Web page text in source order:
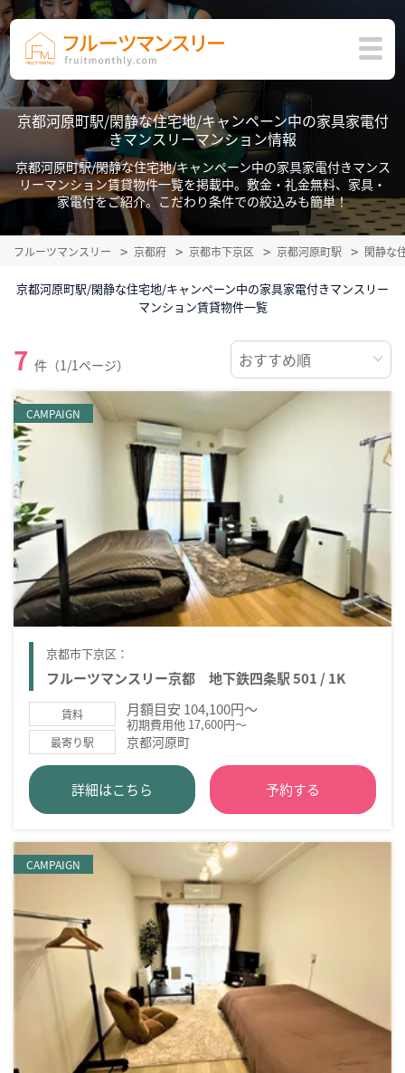
京都河原町駅/閑静な住宅地/キャンペーン中の家具家電付
きマンスリーマンション情報
京都河原町駅/閑静な住宅地/キャンペーン中の家具家電付きマンス
リーマンション賃貸物件一覧を掲載中。敷金・礼金無料、家具・
家電付をご紹介。こだわり条件での絞込みも簡単！
フルーツマンスリー 京都府 京都市下京区 京都河原町駅 閑静な
京都河原町駅/閑静な住宅地/キャンペーン中の家具家電付きマンスリー
マンション賃貸物件一覧
7 件（1/1ページ）
CAMPAIGN
京都市下京区：
フルーツマンスリー京都 地下鉄四条駅 501 / 1K
賃料 月額目安 104,100円～
初期費用他 17,600円～
最寄り駅 京都河原町
詳細はこちら 予約する
CAMPAIGN